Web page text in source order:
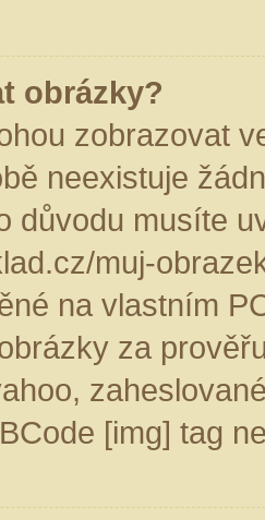
obrázky?
zobrazovat
neexistuje
důvodu musíte
muj-
na vlastním
za
[img] tag